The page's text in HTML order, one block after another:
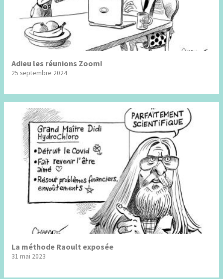
Adieu les réunions Zoom!
25 septembre 2024
La méthode Raoult exposée
31 mai 2023